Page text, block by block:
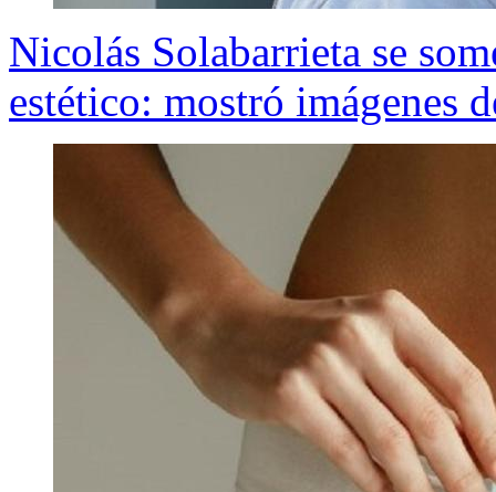
Nicolás Solabarrieta se
estético: mostró imágenes